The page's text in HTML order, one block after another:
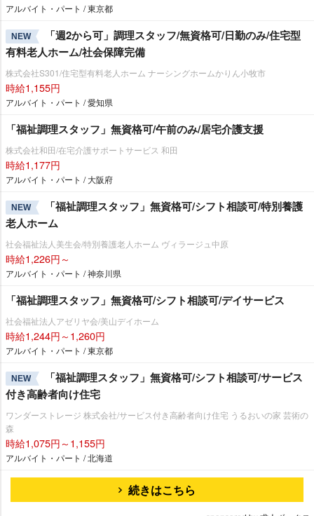
アルバイト・パート / 東京都
NEW
「週2から可」調理スタッフ/無資格可/日勤のみ/住宅型
有料老人ホーム/社会保障完備
株式会社S301/住宅型有料老人ホーム ナーシングホームかりん小牧市
時給1,155円
アルバイト・パート / 愛知県
「福祉調理スタッフ」無資格可/午前のみ/居宅介護支援
株式会社和田/在宅介護サポートサービス 和田
時給1,177円
アルバイト・パート / 大阪府
NEW
「福祉調理スタッフ」無資格可/シフト相談可/特別養護
老人ホーム
社会福祉法人美生会/特別養護老人ホーム ヴィラージュ中原
時給1,226円～
アルバイト・パート / 神奈川県
「福祉調理スタッフ」無資格可/シフト相談可/デイサービス
社会福祉法人アゼリヤ会/美山デイホーム
時給1,244円～1,260円
アルバイト・パート / 東京都
NEW
「福祉調理スタッフ」無資格可/シフト相談可/サービス
付き高齢者向け住宅
ワンダーストレージ 株式会社/サービス付き高齢者向け住宅 うるおいの家 芸術の
森
時給1,075円～1,155円
アルバイト・パート / 北海道
続きはこちら